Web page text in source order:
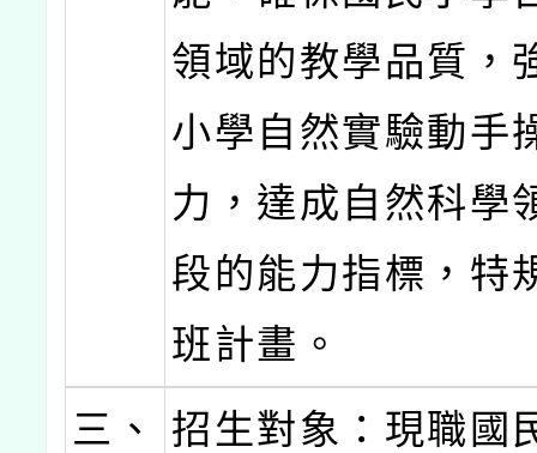
領域的教學品質，
小學自然實驗動手
力，達成自然科學
段的能力指標，特
班計畫。
三、
招生對象：現職國